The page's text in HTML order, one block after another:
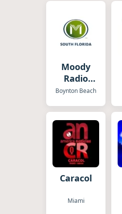
Moody
Radio
South
Boynton Beach
Caracol
Miami